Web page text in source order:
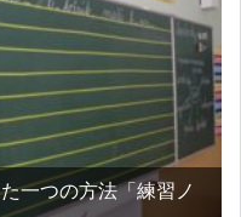
一つの方法「練習ノ